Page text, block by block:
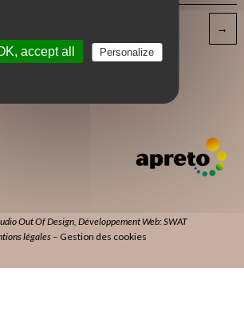
→
Out Of Design, Développement Web: SWAT
légales– Gestion des cookies
accept all Personalize